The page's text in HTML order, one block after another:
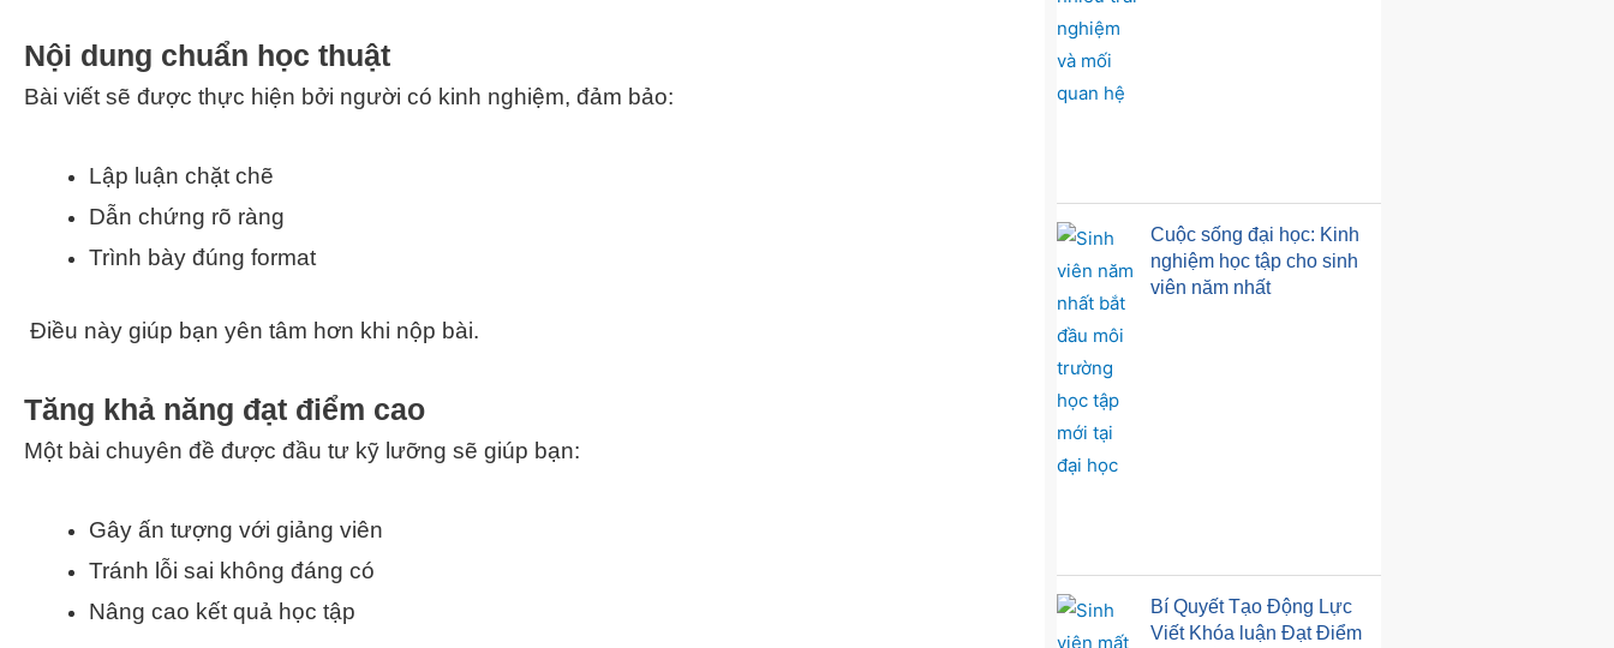
Nội dung chuẩn học thuật
Bài viết sẽ được thực hiện bởi người có kinh nghiệm, đảm bảo:
Lập luận chặt chẽ
Dẫn chứng rõ ràng
Trình bày đúng format
Điều này giúp bạn yên tâm hơn khi nộp bài.
Tăng khả năng đạt điểm cao
Một bài chuyên đề được đầu tư kỹ lưỡng sẽ giúp bạn:
Gây ấn tượng với giảng viên
Tránh lỗi sai không đáng có
Nâng cao kết quả học tập
Cuộc sống đại học: Kinh
nghiệm học tập cho sinh
viên năm nhất
Bí Quyết Tạo Động Lực
Viết Khóa luận Đạt Điểm